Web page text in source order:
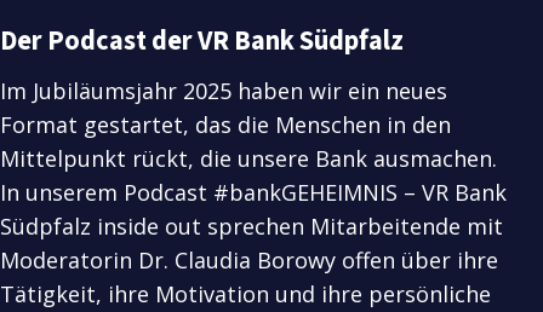
Der Podcast der VR Bank Südpfalz
Im Jubiläumsjahr 2025 haben wir ein neues
Format gestartet, das die Menschen in den
Mittelpunkt rückt, die unsere Bank ausmachen.
In unserem Podcast #bankGEHEIMNIS – VR Bank
Südpfalz inside out sprechen Mitarbeitende mit
Moderatorin Dr. Claudia Borowy offen über ihre
Tätigkeit, ihre Motivation und ihre persönliche